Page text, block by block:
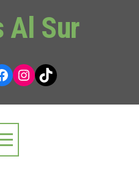
Al Sur
Instagram
TikTok